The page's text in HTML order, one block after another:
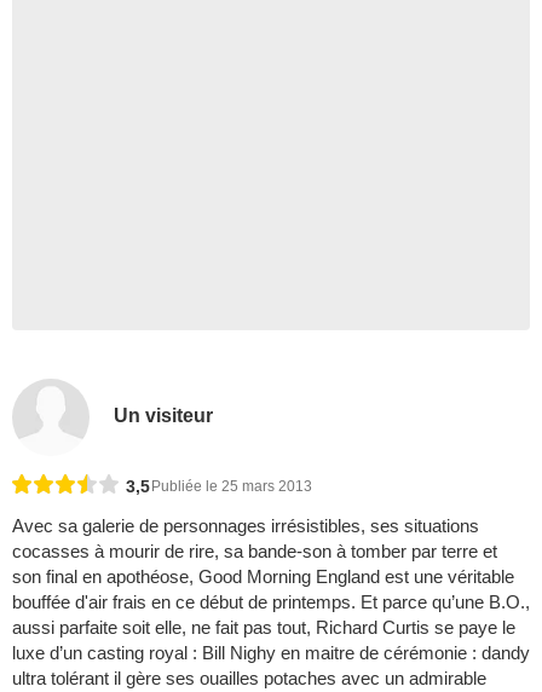
Un visiteur
3,5 Publiée le 25 mars 2013
Avec sa galerie de personnages irrésistibles, ses situations
cocasses à mourir de rire, sa bande-son à tomber par terre et
son final en apothéose, Good Morning England est une véritable
bouffée d'air frais en ce début de printemps. Et parce qu’une B.O.,
aussi parfaite soit elle, ne fait pas tout, Richard Curtis se paye le
luxe d’un casting royal : Bill Nighy en maitre de cérémonie : dandy
ultra tolérant il gère ses ouailles potaches avec un admirable